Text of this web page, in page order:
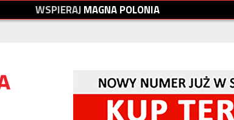
WSPIERAJMAGNAPOLONIA